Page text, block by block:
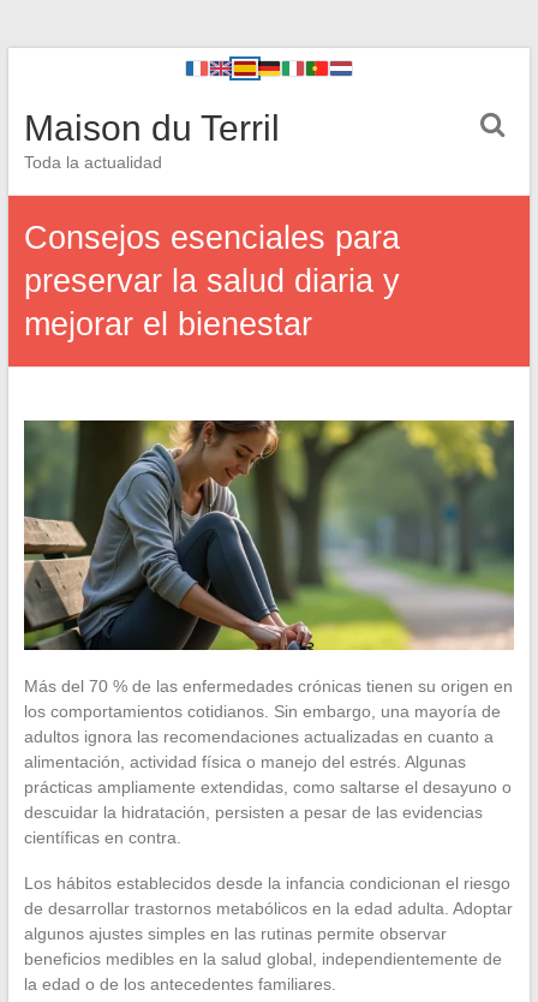
Maison du Terril
Toda la actualidad
Consejos esenciales para
preservar la salud diaria y
mejorar el bienestar
Más del 70 % de las enfermedades crónicas tienen su origen en
los comportamientos cotidianos. Sin embargo, una mayoría de
adultos ignora las recomendaciones actualizadas en cuanto a
alimentación, actividad física o manejo del estrés. Algunas
prácticas ampliamente extendidas, como saltarse el desayuno o
descuidar la hidratación, persisten a pesar de las evidencias
científicas en contra.
Los hábitos establecidos desde la infancia condicionan el riesgo
de desarrollar trastornos metabólicos en la edad adulta. Adoptar
algunos ajustes simples en las rutinas permite observar
beneficios medibles en la salud global, independientemente de
la edad o de los antecedentes familiares.